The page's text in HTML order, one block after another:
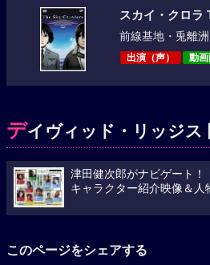
スカイ・クロラ
前線基地・兎離
出演（声） 動
デイヴィッド・リッジス
津田健次郎がナビゲート！
キャラクター紹介映像＆人
このページをシェアする